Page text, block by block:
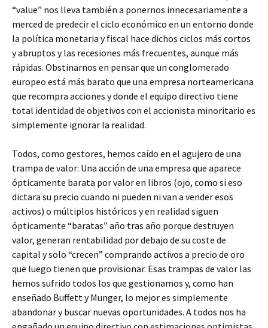
“value” nos lleva también a ponernos innecesariamente a
merced de predecir el ciclo económico en un entorno donde
la política monetaria y fiscal hace dichos ciclos más cortos
y abruptos y las recesiones más frecuentes, aunque más
rápidas. Obstinarnos en pensar que un conglomerado
europeo está más barato que una empresa norteamericana
que recompra acciones y donde el equipo directivo tiene
total identidad de objetivos con el accionista minoritario es
simplemente ignorar la realidad.
Todos, como gestores, hemos caído en el agujero de una
trampa de valor: Una acción de una empresa que aparece
ópticamente barata por valor en libros (ojo, como si eso
dictara su precio cuando ni pueden ni van a vender esos
activos) o múltiplos históricos y en realidad siguen
ópticamente “baratas” año tras año porque destruyen
valor, generan rentabilidad por debajo de su coste de
capital y solo “crecen” comprando activos a precio de oro
que luego tienen que provisionar. Esas trampas de valor las
hemos sufrido todos los que gestionamos y, como han
enseñado Buffett y Munger, lo mejor es simplemente
abandonar y buscar nuevas oportunidades. A todos nos ha